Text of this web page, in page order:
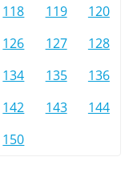
118 119
120
126 127
128
134 135
136
142 143
144
150